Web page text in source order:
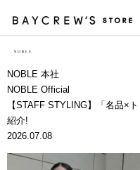
NOBLE 本社
NOBLE Official
【STAFF STYLING】「名品×
紹介!
2026.07.08